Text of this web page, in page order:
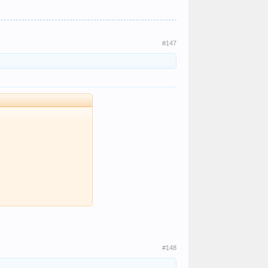
#147
#148